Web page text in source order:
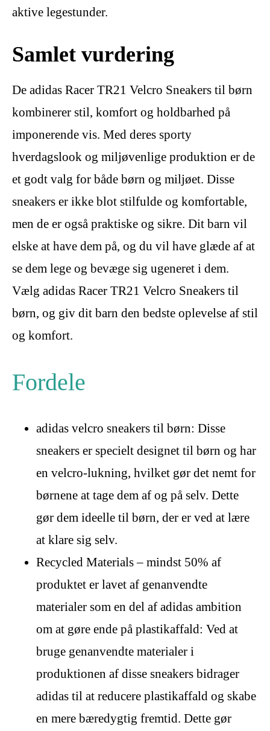
aktive legestunder.
Samlet vurdering
De adidas Racer TR21 Velcro Sneakers til børn
kombinerer stil, komfort og holdbarhed på
imponerende vis. Med deres sporty
hverdagslook og miljøvenlige produktion er de
et godt valg for både børn og miljøet. Disse
sneakers er ikke blot stilfulde og komfortable,
men de er også praktiske og sikre. Dit barn vil
elske at have dem på, og du vil have glæde af at
se dem lege og bevæge sig ugeneret i dem.
Vælg adidas Racer TR21 Velcro Sneakers til
børn, og giv dit barn den bedste oplevelse af stil
og komfort.
Fordele
adidas velcro sneakers til børn: Disse
sneakers er specielt designet til børn og har
en velcro-lukning, hvilket gør det nemt for
børnene at tage dem af og på selv. Dette
gør dem ideelle til børn, der er ved at lære
at klare sig selv.
Recycled Materials – mindst 50% af
produktet er lavet af genanvendte
materialer som en del af adidas ambition
om at gøre ende på plastikaffald: Ved at
bruge genanvendte materialer i
produktionen af disse sneakers bidrager
adidas til at reducere plastikaffald og skabe
en mere bæredygtig fremtid. Dette gør